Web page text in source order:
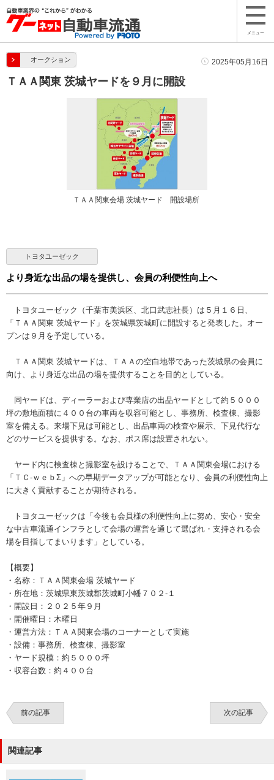
メニュー
オークション 2025年05月16日
ＴＡＡ関東 茨城ヤードを９月に開設
ＴＡＡ関東会場 茨城ヤード 開設場所
トヨタユーゼック
より身近な出品の場を提供し、会員の利便性向上へ
トヨタユーゼック（千葉市美浜区、北口武志社長）は５月１６日、
「ＴＡＡ関東 茨城ヤード」を茨城県茨城町に開設すると発表した。オー
プンは９月を予定している。
ＴＡＡ関東 茨城ヤードは、ＴＡＡの空白地帯であった茨城県の会員に
向け、より身近な出品の場を提供することを目的としている。
同ヤードは、ディーラーおよび専業店の出品ヤードとして約５０００
坪の敷地面積に４００台の車両を収容可能とし、事務所、検査棟、撮影
室を備える。来場下見は可能とし、出品車両の検査や展示、下見代行な
どのサービスを提供する。なお、ポス席は設置されない。
ヤード内に検査棟と撮影室を設けることで、ＴＡＡ関東会場における
「ＴＣ-ｗｅｂΣ」への早期データアップが可能となり、会員の利便性向上
に大きく貢献することが期待される。
トヨタユーゼックは「今後も会員様の利便性向上に努め、安心・安全
な中古車流通インフラとして会場の運営を通じて選ばれ・支持される会
場を目指してまいります」としている。
【概要】
・名称：ＴＡＡ関東会場 茨城ヤード
・所在地：茨城県東茨城郡茨城町小幡７０２-１
・開設日：２０２５年９月
・開催曜日：木曜日
・運営方法：ＴＡＡ関東会場のコーナーとして実施
・設備：事務所、検査棟、撮影室
・ヤード規模：約５０００坪
・収容台数：約４００台
前の記事 次の記事
関連記事